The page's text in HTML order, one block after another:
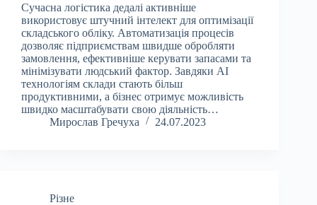
Сучасна логістика дедалі активніше
використовує штучний інтелект для оптимізації
складського обліку. Автоматизація процесів
дозволяє підприємствам швидше обробляти
замовлення, ефективніше керувати запасами та
мінімізувати людський фактор. Завдяки AI
технологіям склади стають більш
продуктивними, а бізнес отримує можливість
швидко масштабувати свою діяльність…
Мирослав Гречуха
24.07.2023
Різне